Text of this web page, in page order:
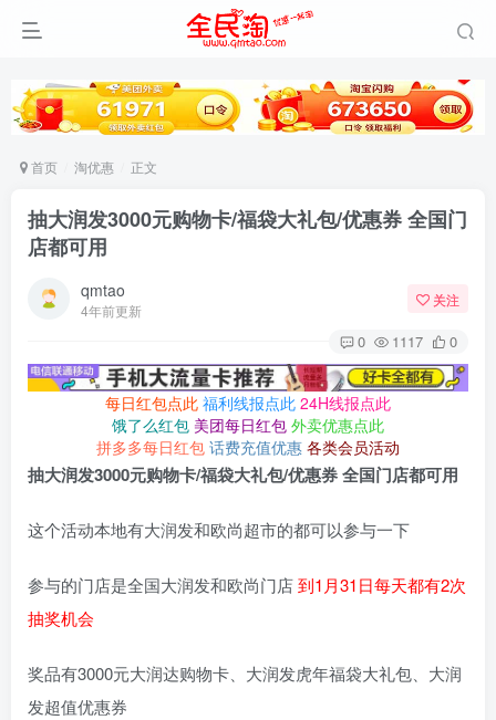
首页 淘优惠 正文
抽大润发3000元购物卡/福袋大礼包/优惠券 全国门
店都可用
qmtao
4年前更新
关注
0 1117 0
每日红包点此 福利线报点此 24H线报点此
饿了么红包 美团每日红包 外卖优惠点此
拼多多每日红包 话费充值优惠 各类会员活动
抽大润发3000元购物卡/福袋大礼包/优惠券 全国门店都可用
这个活动本地有大润发和欧尚超市的都可以参与一下
参与的门店是全国大润发和欧尚门店到1月31日每天都有2次
抽奖机会
奖品有3000元大润达购物卡、大润发虎年福袋大礼包、大润
发超值优惠券